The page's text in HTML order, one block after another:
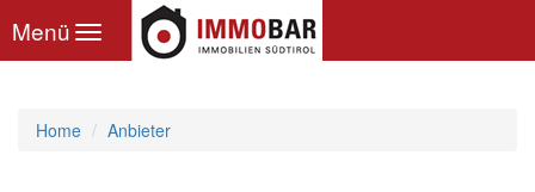
Toggle
navigation
Menü
Home Anbieter